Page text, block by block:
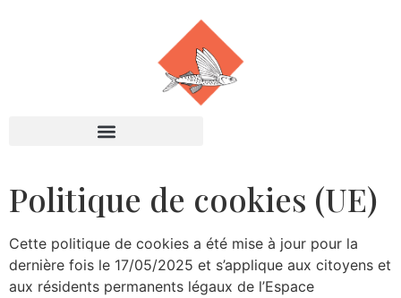
Politique de cookies (UE)
Cette politique de cookies a été mise à jour pour la
dernière fois le 17/05/2025 et s’applique aux citoyens et
aux résidents permanents légaux de l’Espace